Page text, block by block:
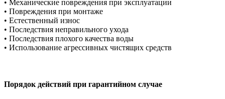
• Механические повреждения при эксплуатации
• Повреждения при монтаже
• Естественный износ
• Последствия неправильного ухода
• Последствия плохого качества воды
• Использование агрессивных чистящих средств
Порядок действий при гарантийном случае